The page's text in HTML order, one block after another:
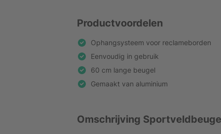
Productvoordelen
Ophangsysteem voor reclameborden
Eenvoudig in gebruik
60 cm lange beugel
Gemaakt van aluminium
Omschrijving